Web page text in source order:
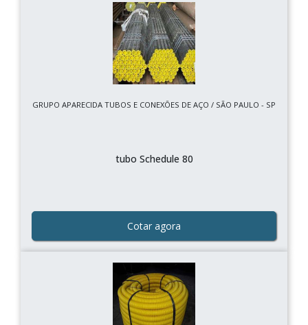
GRUPO APARECIDA TUBOS E CONEXÕES DE AÇO / SÃO PAULO - SP
tubo Schedule 80
Cotar agora